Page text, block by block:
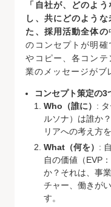
「自社が、どのよ
し、共にどのよう
た、採用活動全体の
のコンセプトが明
やコピー、各コン
業のメッセージがブ
コンセプト策定の3
Who（誰に） :
ルソナ）は誰か
リアへの考え方
What（何を） :
自の価値（EVP
か？それは、事
チャー、働きが
す。